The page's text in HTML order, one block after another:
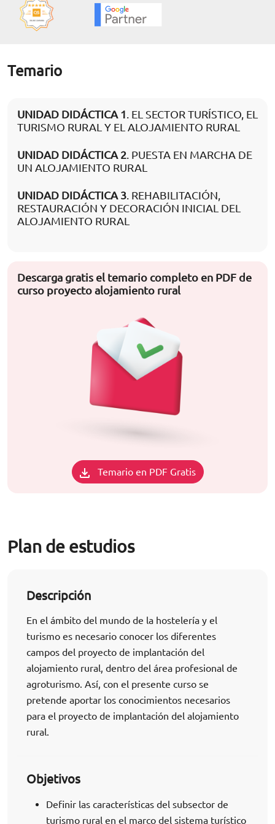
Temario
UNIDAD DIDÁCTICA 1. EL SECTOR TURÍSTICO, EL
TURISMO RURAL Y EL ALOJAMIENTO RURAL
UNIDAD DIDÁCTICA 2. PUESTA EN MARCHA DE
UN ALOJAMIENTO RURAL
UNIDAD DIDÁCTICA 3. REHABILITACIÓN,
RESTAURACIÓN Y DECORACIÓN INICIAL DEL
ALOJAMIENTO RURAL
Descarga gratis el temario completo en PDF de
curso proyecto alojamiento rural
Temario en PDF Gratis
Plan de estudios
Descripción
En el ámbito del mundo de la hostelería y el
turismo es necesario conocer los diferentes
campos del proyecto de implantación del
alojamiento rural, dentro del área profesional de
agroturismo. Así, con el presente curso se
pretende aportar los conocimientos necesarios
para el proyecto de implantación del alojamiento
rural.
Objetivos
Definir las características del subsector de
turismo rural en el marco del sistema turístico